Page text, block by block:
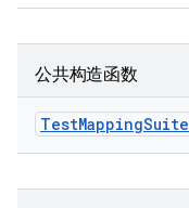
公共构造函数
TestMappingSuite